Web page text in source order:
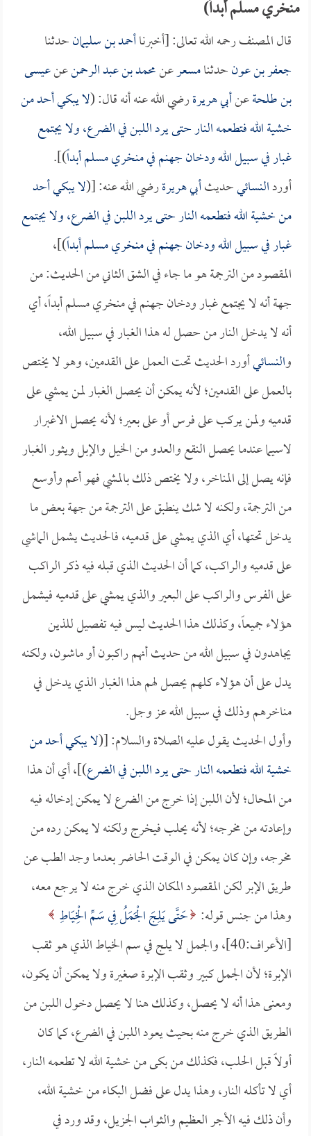
منخري مسلم أبداً)
قال المصنف رحمه الله تعالى: [أخبرناأحمد بن سليمانحدثنا
جعفر بن عونحدثنامسعرعنمحمد بن عبد الرحمنعنعيسى
بن طلحةعنأبي هريرةرضي الله عنه أنه قال: (لا يبكي أحد من
خشية الله فتطعمه النار حتى يرد اللبن في الضرع، ولا يجتمع
غبار في سبيل الله ودخان جهنم في منخري مسلم أبداً)].
أوردالنسائيحديثأبي هريرةرضي الله عنه: [(لا يبكي أحد
من خشية الله فتطعمه النار حتى يرد اللبن في الضرع، ولا يجتمع
غبار في سبيل الله ودخان جهنم في منخري مسلم أبداً)]،
المقصود من الترجمة هو ما جاء في الشق الثاني من الحديث: من
جهة أنه لا يجتمع غبار ودخان جهنم في منخري مسلم أبداً، أي
أنه لا يدخل النار من حصل له هذا الغبار في سبيل الله،
والنسائيأورد الحديث تحت العمل على القدمين، وهو لا يختص
بالعمل على القدمين؛ لأنه يمكن أن يحصل الغبار لمن يمشي على
قدميه ولمن يركب على فرس أو على بعير؛ لأنه يحصل الاغبرار
لاسيما عندما يحصل النقع والعدو من الخيل والإبل ويثور الغبار
فإنه يصل إلى المناخر، ولا يختص ذلك بالمشي فهو أعم وأوسع
من الترجمة، ولكنه لا شك ينطبق على الترجمة من جهة بعض ما
يدخل تحتها، أي الذي يمشي على قدميه، فالحديث يشمل الماشي
على قدميه والراكب، كما أن الحديث الذي قبله فيه ذكر الراكب
على الفرس والراكب على البعير والذي يمشي على قدميه فيشمل
هؤلاء جميعاً، وكذلك هذا الحديث ليس فيه تفصيل للذين
يجاهدون في سبيل الله من حديث أنهم راكبون أو ماشون، ولكنه
يدل على أن هؤلاء كلهم يحصل لهم هذا الغبار الذي يدخل في
مناخرهم وذلك في سبيل الله عز وجل.
وأول الحديث يقول عليه الصلاة والسلام: [(لا يبكي أحد من
خشية الله فتطعمه النار حتى يرد اللبن في الضرع)]، أي أن هذا
من المحال؛ لأن اللبن إذا خرج من الضرع لا يمكن إدخاله فيه
وإعادته من مخرجه؛ لأنه يحلب فيخرج ولكنه لا يمكن رده من
مخرجه، وإن كان يمكن في الوقت الحاضر بعدما وجد الطب عن
طريق الإبر لكن المقصود المكان الذي خرج منه لا يرجع معه،
وهذا من جنس قوله: حَتَّى يَلِجَ الْجَمَلُ فِي سَمِّ الْخِيَاطِ
[الأعراف:40]، والجمل لا يلج في سم الخياط الذي هو ثقب
الإبرة؛ لأن الجمل كبير وثقب الإبرة صغيرة ولا يمكن أن يكون،
ومعنى هذا أنه لا يحصل، وكذلك هنا لا يحصل دخول اللبن من
الطريق الذي خرج منه بحيث يعود اللبن في الضرع، كما كان
أولاً قبل الحلب، فكذلك من بكى من خشية الله لا تطعمه النار،
أي لا تأكله النار، وهذا يدل على فضل البكاء من خشية الله،
وأن ذلك فيه الأجر العظيم والثواب الجزيل، وقد ورد في